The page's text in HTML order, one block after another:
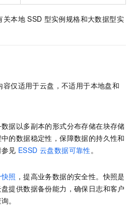
关本地 SSD 型实例规格和大数据型实
仅适用于云盘，不适用于本地盘和
据以多副本的形式分布存储在块存储
的数据稳定性，保障数据的持久性和
见 ESSD 云盘数据可靠性 。
照 ，提高业务数据的安全性。快照是
提供数据备份能力，确保日志和客户
。